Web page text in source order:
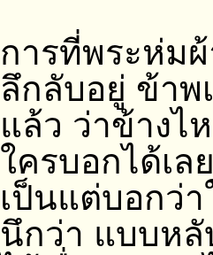
การที่พระห่ม
ลึกลับอยู่ ข้าพ
แล้ว ว่าข้างไ
ใครบอกได้เล
เป็นแต่บอกว่
นึกว่า แบบหลั